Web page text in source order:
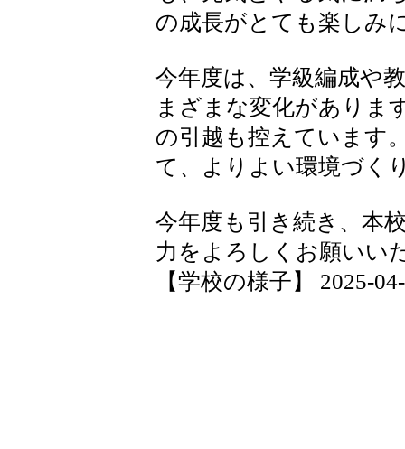
の成長がとても楽しみ
今年度は、学級編成や
まざまな変化がありま
の引越も控えています
て、よりよい環境づく
今年度も引き続き、本
力をよろしくお願いい
【学校の様子】 2025-